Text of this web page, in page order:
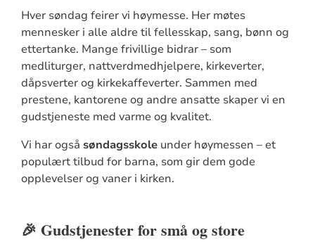
Hver søndag feirer vi høymesse. Her møtes
mennesker i alle aldre til fellesskap, sang, bønn og
ettertanke. Mange frivillige bidrar – som
medliturger, nattverdmedhjelpere, kirkeverter,
dåpsverter og kirkekaffeverter. Sammen med
prestene, kantorene og andre ansatte skaper vi en
gudstjeneste med varme og kvalitet.
Vi har også søndagsskoleunder høymessen – et
populært tilbud for barna, som gir dem gode
opplevelser og vaner i kirken.
🎉 Gudstjenester for små og store